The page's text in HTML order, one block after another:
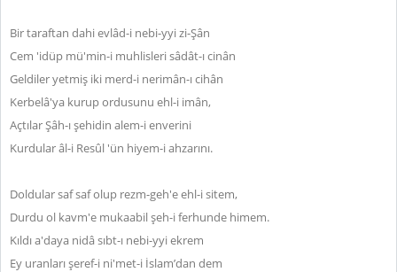
Bir taraftan dahi evlâd-i nebi-yyi zi-Şân
Cem 'idüp mü'min-i muhlisleri sâdât-ı cinân
Geldiler yetmiş iki merd-i nerimân-ı cihân
Kerbelâ'ya kurup ordusunu ehl-i imân,
Açtılar Şâh-ı şehidin alem-i enverini
Kurdular âl-i Resûl 'ün hiyem-i ahzarını.
Doldular saf saf olup rezm-geh'e ehl-i sitem,
Durdu ol kavm'e mukaabil şeh-i ferhunde himem.
Kıldı a'daya nidâ sıbt-ı nebi-yyi ekrem
Ey uranları şeref-i ni'met-i İslam’dan dem